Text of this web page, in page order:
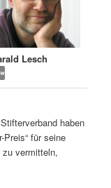
Lesch
haben
Preis“ für seine
vermitteln,